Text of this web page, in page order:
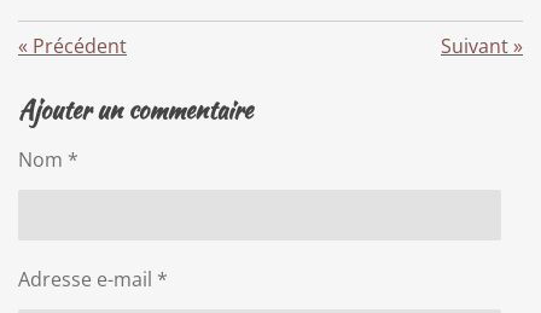
« Précédent Suivant»
Ajouter un commentaire
Nom *
Adresse e-mail *